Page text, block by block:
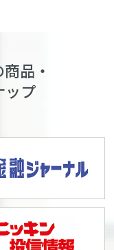
品・
ップ